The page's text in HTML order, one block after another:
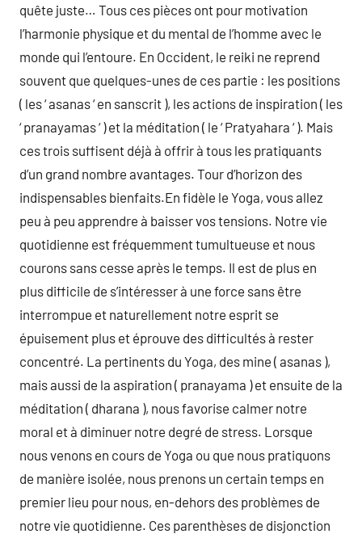
quête juste… Tous ces pièces ont pour motivation
l’harmonie physique et du mental de l’homme avec le
monde qui l’entoure. En Occident, le reiki ne reprend
souvent que quelques-unes de ces partie : les positions
( les ‘ asanas ‘ en sanscrit ), les actions de inspiration ( les
‘ pranayamas ‘ ) et la méditation ( le ‘ Pratyahara ‘ ). Mais
ces trois suffisent déjà à offrir à tous les pratiquants
d’un grand nombre avantages. Tour d’horizon des
indispensables bienfaits.En fidèle le Yoga, vous allez
peu à peu apprendre à baisser vos tensions. Notre vie
quotidienne est fréquemment tumultueuse et nous
courons sans cesse après le temps. Il est de plus en
plus difficile de s’intéresser à une force sans être
interrompue et naturellement notre esprit se
épuisement plus et éprouve des difficultés à rester
concentré. La pertinents du Yoga, des mine ( asanas ),
mais aussi de la aspiration ( pranayama ) et ensuite de la
méditation ( dharana ), nous favorise calmer notre
moral et à diminuer notre degré de stress. Lorsque
nous venons en cours de Yoga ou que nous pratiquons
de manière isolée, nous prenons un certain temps en
premier lieu pour nous, en-dehors des problèmes de
notre vie quotidienne. Ces parenthèses de disjonction